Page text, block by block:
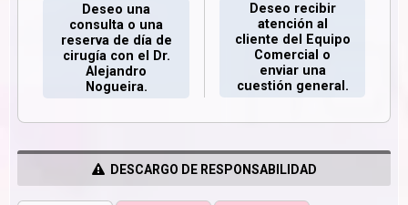
Deseo una
consulta o una
reserva de día de
cirugía con el Dr.
Alejandro
Nogueira.
Deseo recibir
atención al
cliente del Equipo
Comercial o
enviar una
cuestión general.
DESCARGO DE RESPONSABILIDAD